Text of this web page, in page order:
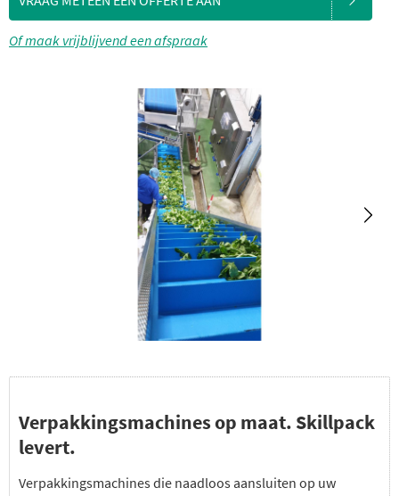
Of maak vrijblijvend een afspraak
Verpakkingsmachines op maat. Skillpack
levert.
Verpakkingsmachines die naadloos aansluiten op uw